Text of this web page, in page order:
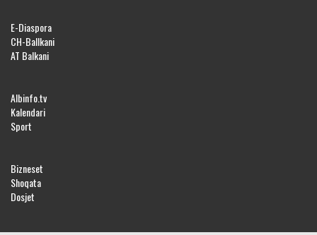
E-Diaspora
CH-Ballkani
AT Balkani
Albinfo.tv
Kalendari
Sport
Bizneset
Shoqata
Dosjet